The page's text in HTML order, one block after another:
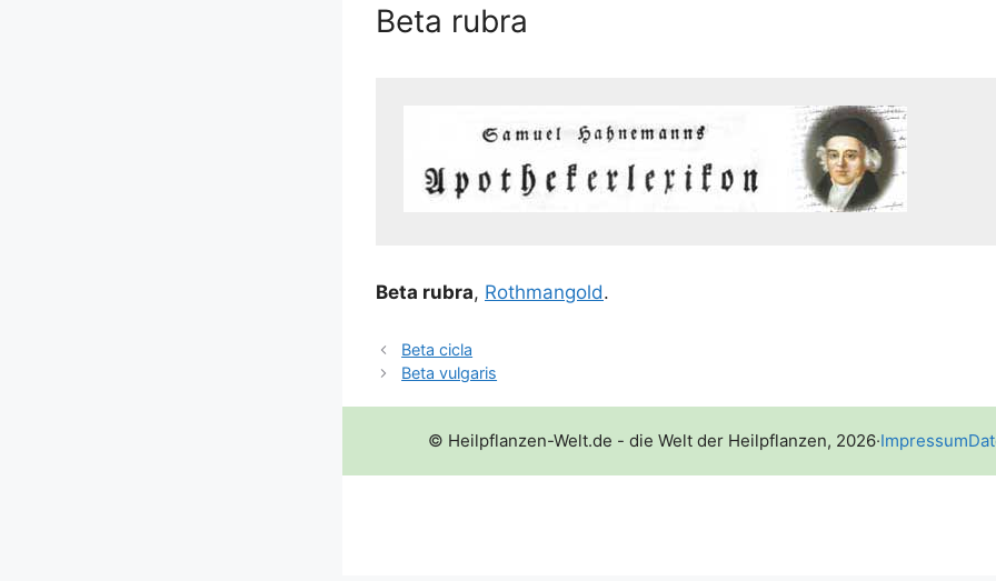
Beta rubra
Beta rubra, Roth­m­an­gold.
Beta cicla
Beta vulgaris
© Heilpflanzen-Welt.de - die Welt der Heilpflanzen, 2026·Impressum